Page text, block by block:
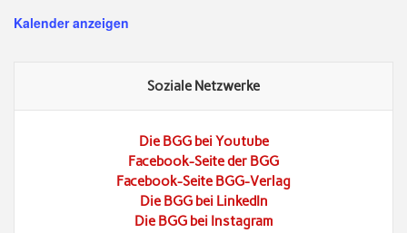
Kalender anzeigen
Soziale Netzwerke
Die BGG bei Youtube
Facebook-Seite der BGG
Facebook-Seite BGG-Verlag
Die BGG bei LinkedIn
Die BGG bei Instagram